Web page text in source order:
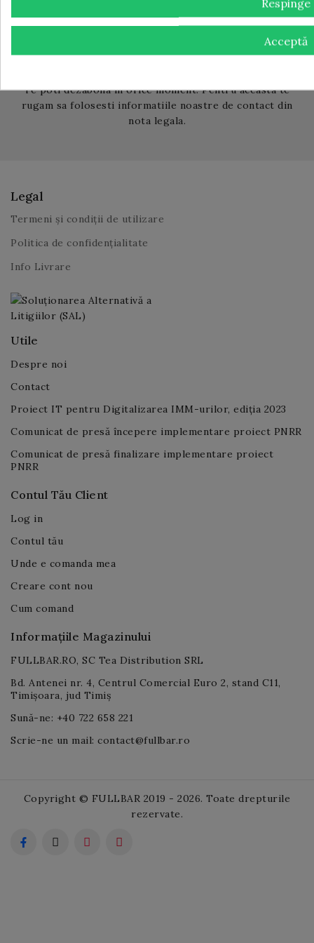
Află cu prioritate despre reducerile și ofertele exclusive
FULLBAR!
Te poti dezabona in orice moment. Pentru aceasta te
rugam sa folosesti informatiile noastre de contact din
nota legala.
Legal
Termeni și condiții de utilizare
Politica de confidențialitate
Info Livrare
Utile
Despre noi
Contact
Proiect IT pentru Digitalizarea IMM-urilor, ediția 2023
Comunicat de presă începere implementare proiect PNRR
Comunicat de presă finalizare implementare proiect
PNRR
Contul Tău Client
Log in
Contul tău
Unde e comanda mea
Creare cont nou
Cum comand
Informațiile Magazinului
FULLBAR.RO, SC Tea Distribution SRL
Bd. Antenei nr. 4, Centrul Comercial Euro 2, stand C11,
Timișoara, jud Timiș
Sună-ne: +40 722 658 221
Scrie-ne un mail: contact@fullbar.ro
Copyright © FULLBAR 2019 - 2026. Toate drepturile
rezervate.
Respinge
Acceptă